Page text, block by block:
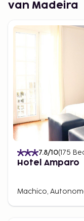
van Madeira
7.8/10(175
Hotel Amparo
Machico,